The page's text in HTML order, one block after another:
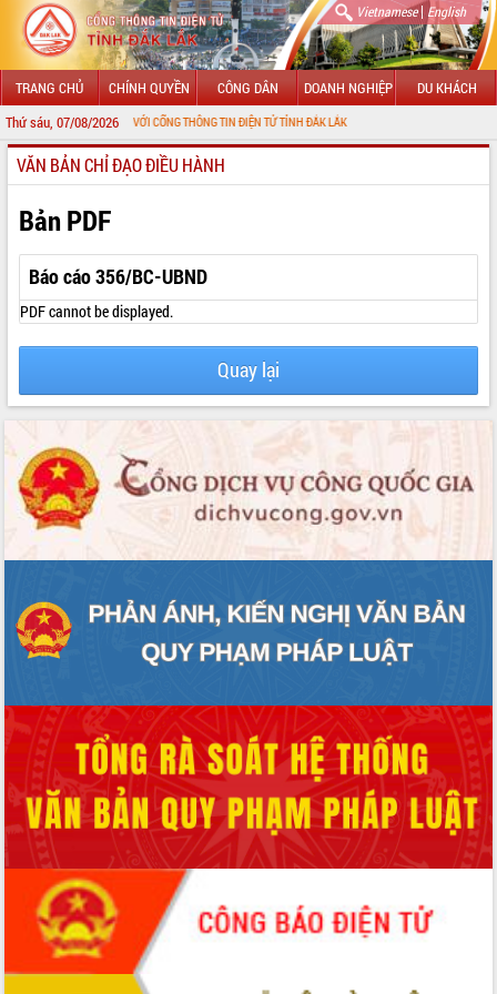
Vietnamese| English
TRANG CHỦ CHÍNH QUYỀN CÔNG DÂN DOANH NGHIỆP DU KHÁCH
Thứ sáu, 07/08/2026
MỪNG ĐẾN VỚI CỔNG THÔNG TIN ĐIỆN TỬ TỈNH ĐẮK LẮK
GIỚI THIỆU
LÃNH ĐẠO UBND TỈNH
TIN TỨC SỰ KIỆN
SỞ, BAN, NGÀNH
UBND CÁC XÃ, PHƯỜNG
THÔNG TIN CHỈ ĐẠO ĐIỀU HÀNH
VĂN BẢN HĐND TỈNH
ĐIỂM TIN VĂN BẢN
VĂN BẢN CHỈ ĐẠO ĐIỀU HÀNH
Bản PDF
Báo cáo 356/BC-UBND
PDF cannot be displayed.
Quay lại